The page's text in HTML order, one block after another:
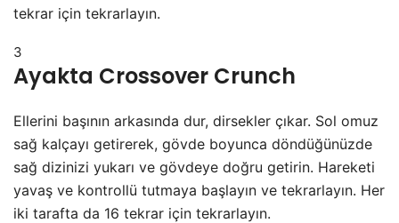
tekrar için tekrarlayın.
3
Ayakta Crossover Crunch
Ellerini başının arkasında dur, dirsekler çıkar. Sol omuz
sağ kalçayı getirerek, gövde boyunca döndüğünüzde
sağ dizinizi yukarı ve gövdeye doğru getirin. Hareketi
yavaş ve kontrollü tutmaya başlayın ve tekrarlayın. Her
iki tarafta da 16 tekrar için tekrarlayın.